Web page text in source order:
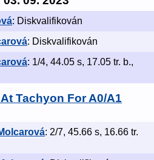
: Diskvalifikován
: Diskvalifikován
: 1/4, 44.05 s, 17.05 tr. b.,
Tachyon For A0/A1
: 2/7, 45.66 s, 16.66 tr.